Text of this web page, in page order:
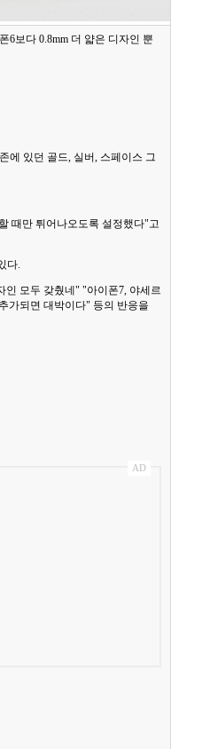
6보다 0.8mm 더 얇은 디자인 뿐
에 있던 골드, 실버, 스페이스 그
때만 튀어나오도록 설정했다"고
다.
인 모두 갖췄네" "아이폰7, 야세르
가되면 대박이다" 등의 반응을
AD